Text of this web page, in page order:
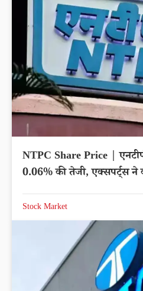
NTPC Share Price |
0.06% की तेजी, एक्सपर्ट्स
Stock Market